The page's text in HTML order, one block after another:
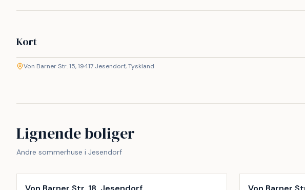
Kort
+
Von Barner Str. 15, 19417 Jesendorf, Tyskland
Lignende boliger
Andre sommerhuse i Jesendorf